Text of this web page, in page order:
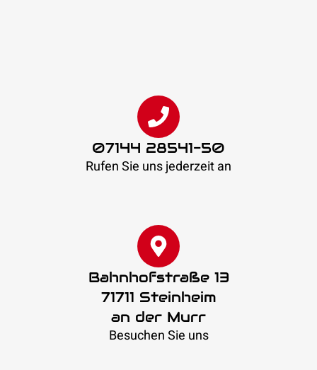
07144 28541-50
Rufen Sie uns jederzeit an
Bahnhofstraße 13
71711 Steinheim
an der Murr
Besuchen Sie uns